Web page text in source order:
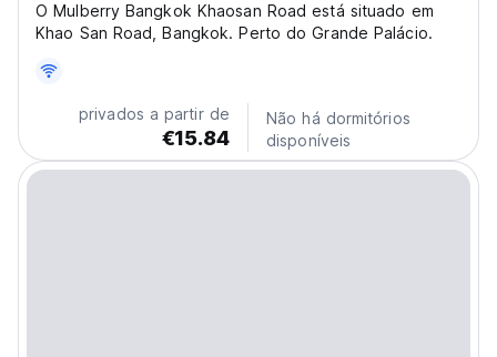
O Mulberry Bangkok Khaosan Road está situado em
Khao San Road, Bangkok. Perto do Grande Palácio.
privados a partir de
€15.84
Não há dormitórios
disponíveis